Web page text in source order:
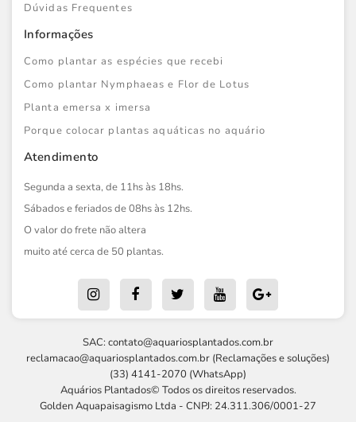
Dúvidas Frequentes
Informações
Como plantar as espécies que recebi
Como plantar Nymphaeas e Flor de Lotus
Planta emersa x imersa
Porque colocar plantas aquáticas no aquário
Atendimento
Segunda a sexta, de 11hs às 18hs.
Sábados e feriados de 08hs às 12hs.
O valor do frete não altera
muito até cerca de 50 plantas.
SAC: contato@aquariosplantados.com.br
reclamacao@aquariosplantados.com.br (Reclamações e soluções)
(33) 4141-2070 (WhatsApp)
Aquários Plantados© Todos os direitos reservados.
Golden Aquapaisagismo Ltda - CNPJ: 24.311.306/0001-27